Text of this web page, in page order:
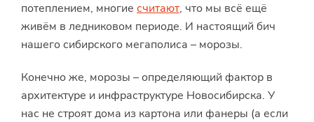
потеплением, многие считают, что мы всё ещё
живём в ледниковом периоде. И настоящий бич
нашего сибирского мегаполиса – морозы.
Конечно же, морозы – определяющий фактор в
архитектуре и инфраструктуре Новосибирска. У
нас не строят дома из картона или фанеры (а если